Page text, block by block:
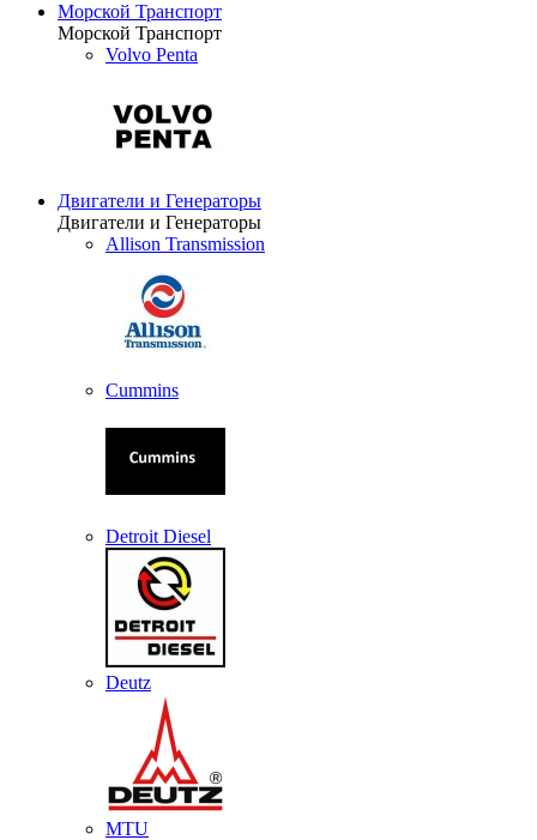
Морской Транспорт
Морской Транспорт
Volvo Penta
Двигатели и Генераторы
Двигатели и Генераторы
Allison Transmission
Cummins
Detroit Diesel
Deutz
MTU